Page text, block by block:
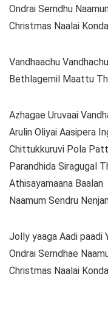
Ondrai Serndhu
Christmas Naalai
Vandhaachu
Bethlagemil Maattu
Azhagae Uruvaai
Arulin Oliyai Aasipera
Chittukkuruvi Pola
Parandhida Siragugal
Athisayamaana Baalan
Naamum Sendru
Jolly yaaga Aadi paadi
Ondrai Serndhae
Christmas Naalai